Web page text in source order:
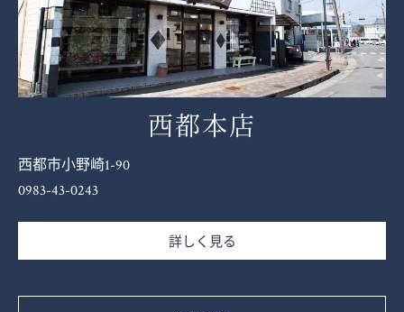
西都本店
西都市小野崎1-90
0983-43-0243
詳しく見る